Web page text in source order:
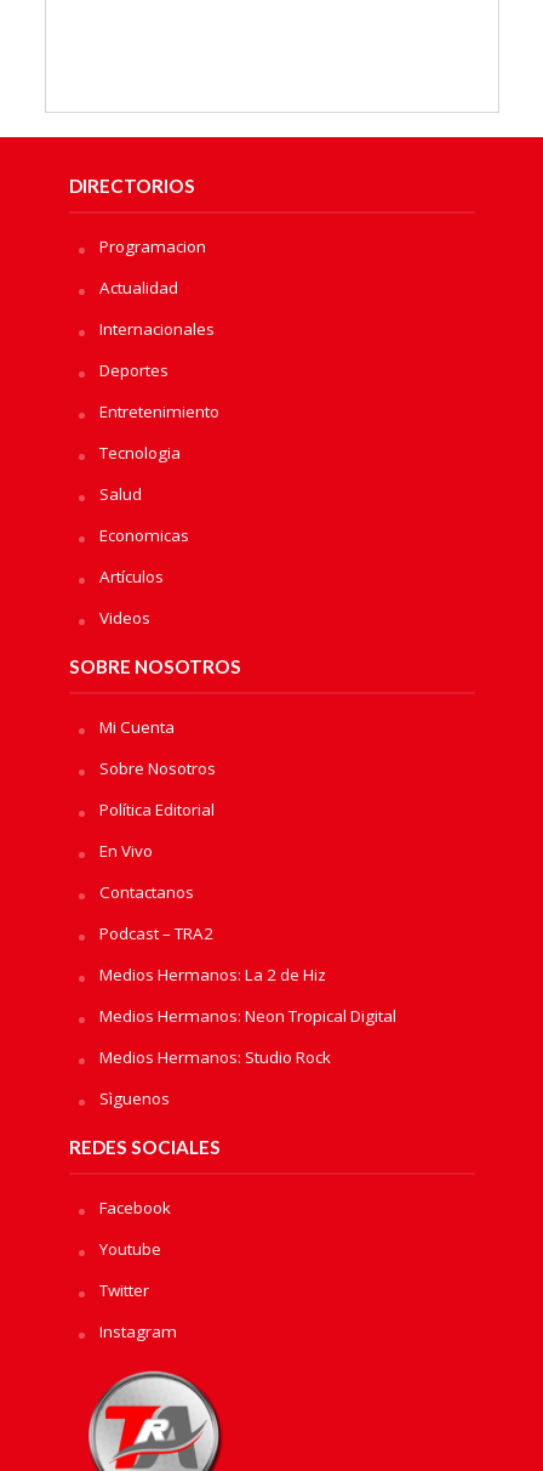
DIRECTORIOS
Programacion
Actualidad
Internacionales
Deportes
Entretenimiento
Tecnologia
Salud
Economicas
Artículos
Videos
SOBRE NOSOTROS
Mi Cuenta
Sobre Nosotros
Política Editorial
En Vivo
Contactanos
Podcast – TRA2
Medios Hermanos: La 2 de Hiz
Medios Hermanos: Neon Tropical Digital
Medios Hermanos: Studio Rock
Sìguenos
REDES SOCIALES
Facebook
Youtube
Twitter
Instagram